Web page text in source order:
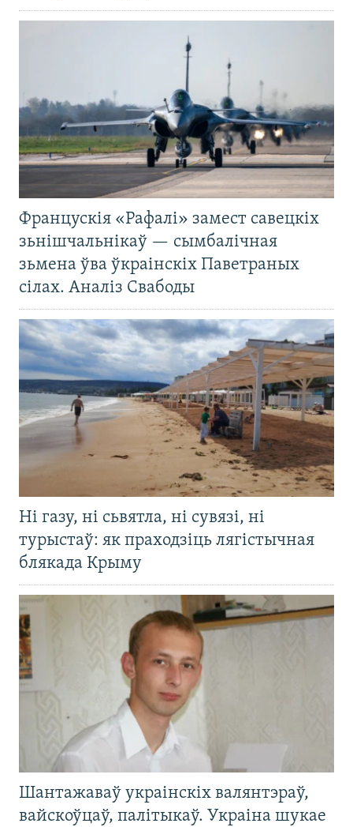
Францускія «Рафалі» замест савецкіх
зьнішчальнікаў — сымбалічная
зьмена ўва ўкраінскіх Паветраных
сілах. Аналіз Свабоды
Ні газу, ні сьвятла, ні сувязі, ні
турыстаў: як праходзіць лягістычная
блякада Крыму
Шантажаваў украінскіх валянтэраў,
вайскоўцаў, палітыкаў. Украіна шукае